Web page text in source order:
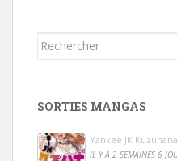
Rechercher...
SORTIES MANGAS
Yankee JK
IL Y A 2 SEMAINES 6